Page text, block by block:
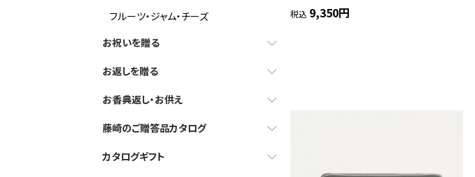
税込 9,350円
フルーツ・ジャム・チーズ
お祝いを贈る
お返しを贈る
お香典返し・お供え
藤崎のご贈答品カタログ
カタログギフト